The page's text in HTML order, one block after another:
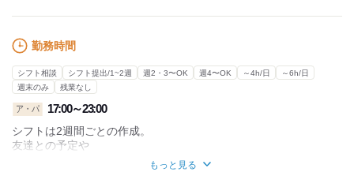
勤務時間
シフト相談 シフト提出/1~2週 週2・3〜OK 週4〜OK ～4h/日
～6h/日
週末のみ
残業なし
ア・パ 17:00～23:00
シフトは2週間ごとの作成。
友達との予定や
授業・講義に合わせて働くことができます。
もっと見る